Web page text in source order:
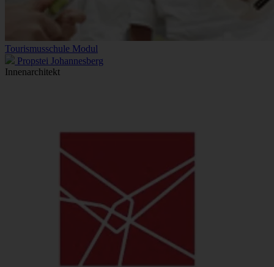
Tourismusschule Modul
Propstei Johannesberg
Innenarchitekt